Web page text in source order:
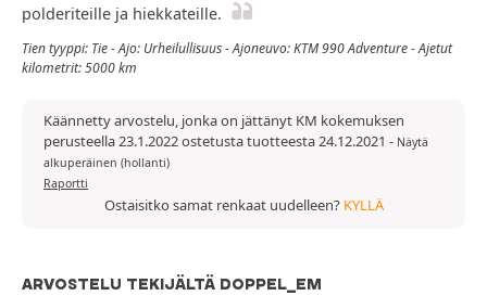
polderiteille ja hiekkateille.
Tien tyyppi: Tie - Ajo: Urheilullisuus - Ajoneuvo: KTM 990 Adventure - Ajetut
kilometrit: 5000 km
Käännetty arvostelu, jonka on jättänyt KM kokemuksen
perusteella 23.1.2022 ostetusta tuotteesta 24.12.2021 - Näytä
alkuperäinen (hollanti)
Raportti
Ostaisitko samat renkaat uudelleen? KYLLÄ
ARVOSTELU TEKIJÄLTÄ DOPPEL_EM